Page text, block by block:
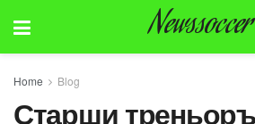
Newssoccer
Home Blog
Старши